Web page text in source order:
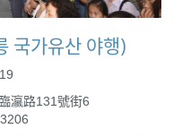
국가유산 야행)
瀛路131號街6